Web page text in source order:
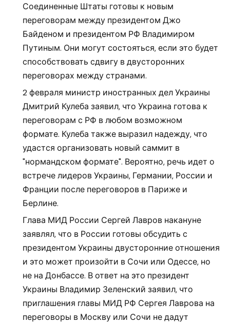
Соединенные Штаты готовы к новым
переговорам между президентом Джо
Байденом и президентом РФ Владимиром
Путиным. Они могут состояться, если это будет
способствовать сдвигу в двусторонних
переговорах между странами.
2 февраля министр иностранных дел Украины
Дмитрий Кулеба заявил, что Украина готова к
переговорам с РФ в любом возможном
формате. Кулеба также выразил надежду, что
удастся организовать новый саммит в
"нормандском формате". Вероятно, речь идет о
встрече лидеров Украины, Германии, России и
Франции после переговоров в Париже и
Берлине.
Глава МИД России Сергей Лавров накануне
заявлял, что в России готовы обсудить с
президентом Украины двусторонние отношения
и это может произойти в Сочи или Одессе, но
не на Донбассе. В ответ на это президент
Украины Владимир Зеленский заявил, что
приглашения главы МИД РФ Сергея Лаврова на
переговоры в Москву или Сочи не дадут